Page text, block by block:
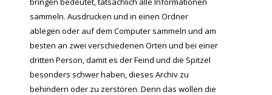
sammeln. Ausdrucken und in einen Ordner
ablegen oder auf dem Computer sammeln und am
besten an zwei verschiedenen Orten und bei einer
dritten Person, damit es der Feind und die Spitzel
besonders schwer haben, dieses Archiv zu
behindern oder zu zerstören. Denn das wollen die